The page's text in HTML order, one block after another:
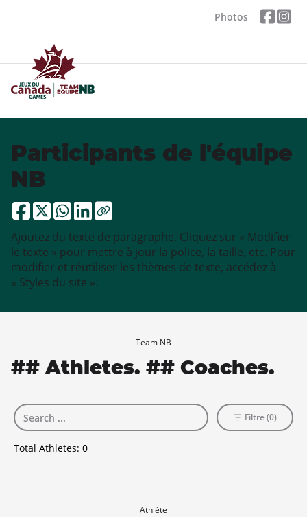
Photos
Participants de l'équipe
NB
Ajoutez du texte de paragraphe. Cliquez sur « Modifier
le texte » pour mettre à jour la police, la taille, etc. Pour
modifier et réutiliser les thèmes de texte, accédez à
« Styles du site ».
Team NB
## Athletes. ## Coaches.
Total Athletes: 0
Filtre (0)
Athlète